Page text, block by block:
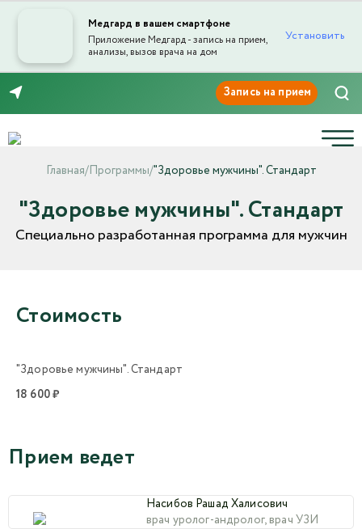
Медгард в вашем смартфоне
Приложение Медгард - запись на прием,
анализы, вызов врача на дом
Установить
Главная/Программы/"Здоровье мужчины". Стандарт
"Здоровье мужчины". Стандарт
Специально разработанная программа для мужчин
Стоимость
"Здоровье мужчины". Стандарт
18 600 ₽
Прием ведет
Насибов Рашад Халисович
врач уролог-андролог, врач УЗИ